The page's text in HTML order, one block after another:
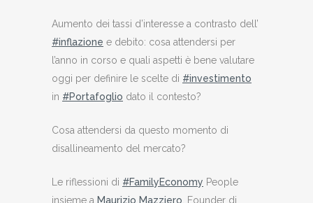
Aumento dei tassi d’interesse a contrasto dell’
#inflazione e debito: cosa attendersi per
l’anno in corso e quali aspetti è bene valutare
oggi per definire le scelte di #investimento
in #Portafoglio dato il contesto?
Cosa attendersi da questo momento di
disallineamento del mercato?
Le riflessioni di #FamilyEconomy People
insieme a Maurizio Mazziero , Founder di